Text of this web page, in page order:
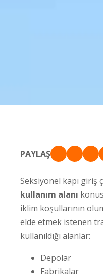
PAYLAŞ
Seksiyonel kapı giriş
kullanım alanı
iklim koşullarının
elde etmek istenen
kullanıldığı alanlar:
Depolar
Fabrikalar